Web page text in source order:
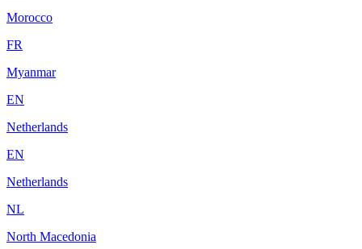
Morocco
FR
Myanmar
EN
Netherlands
EN
Netherlands
NL
North Macedonia